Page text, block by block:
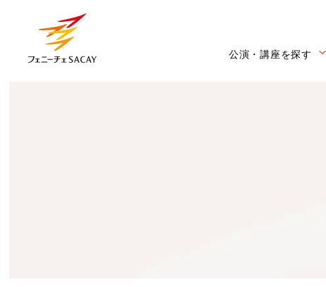
公演・講座を探す